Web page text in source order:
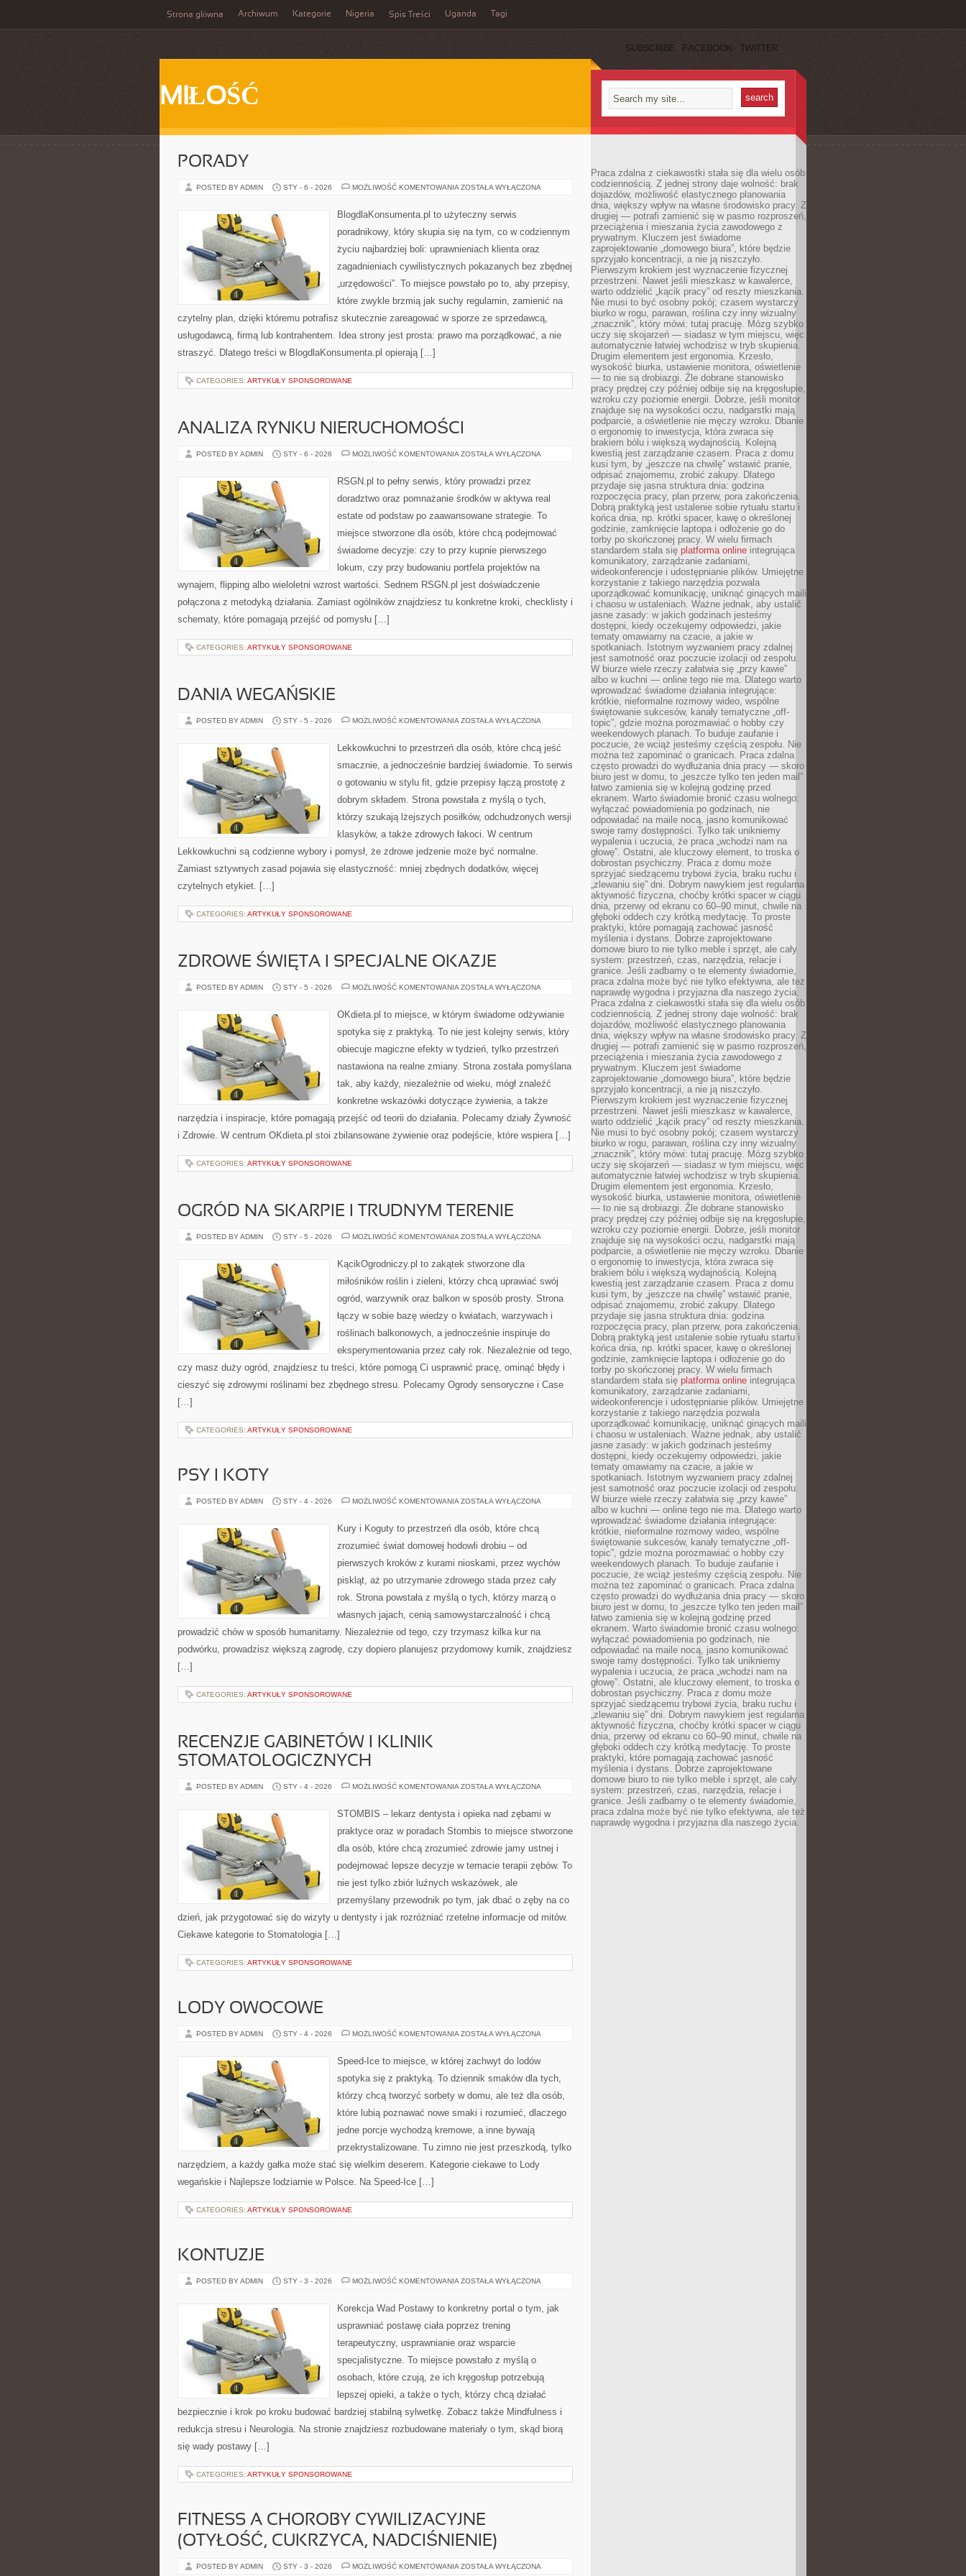
Strona główna Archiwum Kategorie Nigeria Spis Treści Uganda Tagi
SUBSCRIBE FACEBOOK TWITTER
MIŁOŚĆ
PORADY
POSTED BY ADMIN STY - 6 - 2026 MOŻLIWOŚĆ KOMENTOWANIA PORADY
ZOSTAŁA WYŁĄCZONA
BlogdlaKonsumenta.pl to użyteczny serwis
poradnikowy, który skupia się na tym, co w codziennym
życiu najbardziej boli: uprawnieniach klienta oraz
zagadnieniach cywilistycznych pokazanych bez zbędnej
„urzędowości”. To miejsce powstało po to, aby przepisy,
które zwykle brzmią jak suchy regulamin, zamienić na
czytelny plan, dzięki któremu potrafisz skutecznie zareagować w sporze ze sprzedawcą,
usługodawcą, firmą lub kontrahentem. Idea strony jest prosta: prawo ma porządkować, a nie
straszyć. Dlatego treści w BlogdlaKonsumenta.pl opierają […]
CATEGORIES: ARTYKUŁY SPONSOROWANE
ANALIZA RYNKU NIERUCHOMOŚCI
POSTED BY ADMIN STY - 6 - 2026 MOŻLIWOŚĆ KOMENTOWANIA ANALIZA
ZOSTAŁA WYŁĄCZONA
RSGN.pl to pełny serwis, który prowadzi przez
doradztwo oraz pomnażanie środków w aktywa real
estate od podstaw po zaawansowane strategie. To
miejsce stworzone dla osób, które chcą podejmować
świadome decyzje: czy to przy kupnie pierwszego
lokum, czy przy budowaniu portfela projektów na
wynajem, flipping albo wieloletni wzrost wartości. Sednem RSGN.pl jest doświadczenie
połączona z metodyką działania. Zamiast ogólników znajdziesz tu konkretne kroki, checklisty i
schematy, które pomagają przejść od pomysłu […]
CATEGORIES: ARTYKUŁY SPONSOROWANE
DANIA WEGAŃSKIE
POSTED BY ADMIN STY - 5 - 2026 MOŻLIWOŚĆ KOMENTOWANIA DANIA
ZOSTAŁA WYŁĄCZONA
Lekkowkuchni to przestrzeń dla osób, które chcą jeść
smacznie, a jednocześnie bardziej świadomie. To serwis
o gotowaniu w stylu fit, gdzie przepisy łączą prostotę z
dobrym składem. Strona powstała z myślą o tych,
którzy szukają lżejszych posiłków, odchudzonych wersji
klasyków, a także zdrowych łakoci. W centrum
Lekkowkuchni są codzienne wybory i pomysł, że zdrowe jedzenie może być normalne.
Zamiast sztywnych zasad pojawia się elastyczność: mniej zbędnych dodatków, więcej
czytelnych etykiet. […]
CATEGORIES: ARTYKUŁY SPONSOROWANE
ZDROWE ŚWIĘTA I SPECJALNE OKAZJE
POSTED BY ADMIN STY - 5 - 2026 MOŻLIWOŚĆ KOMENTOWANIA ZDROWE
SPECJALNE
OKAZJE
ZOSTAŁA WYŁĄCZONA
OKdieta.pl to miejsce, w którym świadome odżywianie
spotyka się z praktyką. To nie jest kolejny serwis, który
obiecuje magiczne efekty w tydzień, tylko przestrzeń
nastawiona na realne zmiany. Strona została pomyślana
tak, aby każdy, niezależnie od wieku, mógł znaleźć
konkretne wskazówki dotyczące żywienia, a także
narzędzia i inspiracje, które pomagają przejść od teorii do działania. Polecamy działy Żywność
i Zdrowie. W centrum OKdieta.pl stoi zbilansowane żywienie oraz podejście, które wspiera […]
CATEGORIES: ARTYKUŁY SPONSOROWANE
OGRÓD NA SKARPIE I TRUDNYM TERENIE
POSTED BY ADMIN STY - 5 - 2026 MOŻLIWOŚĆ KOMENTOWANIA OGRÓD
I
TRUDNYM
ZOSTAŁA WYŁĄCZONA
KącikOgrodniczy.pl to zakątek stworzone dla
miłośników roślin i zieleni, którzy chcą uprawiać swój
ogród, warzywnik oraz balkon w sposób prosty. Strona
łączy w sobie bazę wiedzy o kwiatach, warzywach i
roślinach balkonowych, a jednocześnie inspiruje do
eksperymentowania przez cały rok. Niezależnie od tego,
czy masz duży ogród, znajdziesz tu treści, które pomogą Ci usprawnić pracę, ominąć błędy i
cieszyć się zdrowymi roślinami bez zbędnego stresu. Polecamy Ogrody sensoryczne i Case
[…]
CATEGORIES: ARTYKUŁY SPONSOROWANE
PSY I KOTY
POSTED BY ADMIN STY - 4 - 2026 MOŻLIWOŚĆ KOMENTOWANIA PSY
ZOSTAŁA WYŁĄCZONA
Kury i Koguty to przestrzeń dla osób, które chcą
zrozumieć świat domowej hodowli drobiu – od
pierwszych kroków z kurami nioskami, przez wychów
piskląt, aż po utrzymanie zdrowego stada przez cały
rok. Strona powstała z myślą o tych, którzy marzą o
własnych jajach, cenią samowystarczalność i chcą
prowadzić chów w sposób humanitarny. Niezależnie od tego, czy trzymasz kilka kur na
podwórku, prowadzisz większą zagrodę, czy dopiero planujesz przydomowy kurnik, znajdziesz
[…]
CATEGORIES: ARTYKUŁY SPONSOROWANE
RECENZJE GABINETÓW I KLINIK
STOMATOLOGICZNYCH
POSTED BY ADMIN STY - 4 - 2026 MOŻLIWOŚĆ KOMENTOWANIA RECENZJE
KLINIK
STOMATOLOGICZNYCH
ZOSTAŁA WYŁĄCZONA
STOMBIS – lekarz dentysta i opieka nad zębami w
praktyce oraz w poradach Stombis to miejsce stworzone
dla osób, które chcą zrozumieć zdrowie jamy ustnej i
podejmować lepsze decyzje w temacie terapii zębów. To
nie jest tylko zbiór luźnych wskazówek, ale
przemyślany przewodnik po tym, jak dbać o zęby na co
dzień, jak przygotować się do wizyty u dentysty i jak rozróżniać rzetelne informacje od mitów.
Ciekawe kategorie to Stomatologia […]
CATEGORIES: ARTYKUŁY SPONSOROWANE
LODY OWOCOWE
POSTED BY ADMIN STY - 4 - 2026 MOŻLIWOŚĆ KOMENTOWANIA LODY
ZOSTAŁA WYŁĄCZONA
Speed-Ice to miejsce, w której zachwyt do lodów
spotyka się z praktyką. To dziennik smaków dla tych,
którzy chcą tworzyć sorbety w domu, ale też dla osób,
które lubią poznawać nowe smaki i rozumieć, dlaczego
jedne porcje wychodzą kremowe, a inne bywają
przekrystalizowane. Tu zimno nie jest przeszkodą, tylko
narzędziem, a każdy gałka może stać się wielkim deserem. Kategorie ciekawe to Lody
wegańskie i Najlepsze lodziarnie w Polsce. Na Speed-Ice […]
CATEGORIES: ARTYKUŁY SPONSOROWANE
KONTUZJE
POSTED BY ADMIN STY - 3 - 2026 MOŻLIWOŚĆ KOMENTOWANIA KONTUZJE
ZOSTAŁA WYŁĄCZONA
Korekcja Wad Postawy to konkretny portal o tym, jak
usprawniać postawę ciała poprzez trening
terapeutyczny, usprawnianie oraz wsparcie
specjalistyczne. To miejsce powstało z myślą o
osobach, które czują, że ich kręgosłup potrzebują
lepszej opieki, a także o tych, którzy chcą działać
bezpiecznie i krok po kroku budować bardziej stabilną sylwetkę. Zobacz także Mindfulness i
redukcja stresu i Neurologia. Na stronie znajdziesz rozbudowane materiały o tym, skąd biorą
się wady postawy […]
CATEGORIES: ARTYKUŁY SPONSOROWANE
FITNESS A CHOROBY CYWILIZACYJNE
(OTYŁOŚĆ, CUKRZYCA, NADCIŚNIENIE)
POSTED BY ADMIN STY - 3 - 2026 MOŻLIWOŚĆ KOMENTOWANIA FITNESS
ZOSTAŁA WYŁĄCZONA
Praca zdalna z ciekawostki stała się dla wielu osób
codziennością. Z jednej strony daje wolność: brak
dojazdów, możliwość elastycznego planowania
dnia, większy wpływ na własne środowisko pracy. Z
drugiej — potrafi zamienić się w pasmo rozproszeń,
przeciążenia i mieszania życia zawodowego z
prywatnym. Kluczem jest świadome
zaprojektowanie „domowego biura”, które będzie
sprzyjało koncentracji, a nie ją niszczyło.
Pierwszym krokiem jest wyznaczenie fizycznej
przestrzeni. Nawet jeśli mieszkasz w kawalerce,
warto oddzielić „kącik pracy” od reszty mieszkania.
Nie musi to być osobny pokój; czasem wystarczy
biurko w rogu, parawan, roślina czy inny wizualny
„znacznik”, który mówi: tutaj pracuję. Mózg szybko
uczy się skojarzeń — siadasz w tym miejscu, więc
automatycznie łatwiej wchodzisz w tryb skupienia.
Drugim elementem jest ergonomia. Krzesło,
wysokość biurka, ustawienie monitora, oświetlenie
— to nie są drobiazgi. Źle dobrane stanowisko
pracy prędzej czy później odbije się na kręgosłupie,
wzroku czy poziomie energii. Dobrze, jeśli monitor
znajduje się na wysokości oczu, nadgarstki mają
podparcie, a oświetlenie nie męczy wzroku. Dbanie
o ergonomię to inwestycja, która zwraca się
brakiem bólu i większą wydajnością. Kolejną
kwestią jest zarządzanie czasem. Praca z domu
kusi tym, by „jeszcze na chwilę” wstawić pranie,
odpisać znajomemu, zrobić zakupy. Dlatego
przydaje się jasna struktura dnia: godzina
rozpoczęcia pracy, plan przerw, pora zakończenia.
Dobrą praktyką jest ustalenie sobie rytuału startu i
końca dnia, np. krótki spacer, kawę o określonej
godzinie, zamknięcie laptopa i odłożenie go do
torby po skończonej pracy. W wielu firmach
standardem stała się platforma online integrująca
komunikatory, zarządzanie zadaniami,
wideokonferencje i udostępnianie plików. Umiejętne
korzystanie z takiego narzędzia pozwala
uporządkować komunikację, uniknąć ginących maili
i chaosu w ustaleniach. Ważne jednak, aby ustalić
jasne zasady: w jakich godzinach jesteśmy
dostępni, kiedy oczekujemy odpowiedzi, jakie
tematy omawiamy na czacie, a jakie w
spotkaniach. Istotnym wyzwaniem pracy zdalnej
jest samotność oraz poczucie izolacji od zespołu.
W biurze wiele rzeczy załatwia się „przy kawie”
albo w kuchni — online tego nie ma. Dlatego warto
wprowadzać świadome działania integrujące:
krótkie, nieformalne rozmowy wideo, wspólne
świętowanie sukcesów, kanały tematyczne „off-
topic”, gdzie można porozmawiać o hobby czy
weekendowych planach. To buduje zaufanie i
poczucie, że wciąż jesteśmy częścią zespołu. Nie
można też zapominać o granicach. Praca zdalna
często prowadzi do wydłużania dnia pracy — skoro
biuro jest w domu, to „jeszcze tylko ten jeden mail”
łatwo zamienia się w kolejną godzinę przed
ekranem. Warto świadomie bronić czasu wolnego:
wyłączać powiadomienia po godzinach, nie
odpowiadać na maile nocą, jasno komunikować
swoje ramy dostępności. Tylko tak unikniemy
wypalenia i uczucia, że praca „wchodzi nam na
głowę”. Ostatni, ale kluczowy element, to troska o
dobrostan psychiczny. Praca z domu może
sprzyjać siedzącemu trybowi życia, braku ruchu i
„zlewaniu się” dni. Dobrym nawykiem jest regularna
aktywność fizyczna, choćby krótki spacer w ciągu
dnia, przerwy od ekranu co 60–90 minut, chwile na
głęboki oddech czy krótką medytację. To proste
praktyki, które pomagają zachować jasność
myślenia i dystans. Dobrze zaprojektowane
domowe biuro to nie tylko meble i sprzęt, ale cały
system: przestrzeń, czas, narzędzia, relacje i
granice. Jeśli zadbamy o te elementy świadomie,
praca zdalna może być nie tylko efektywna, ale też
naprawdę wygodna i przyjazna dla naszego życia.
Praca zdalna z ciekawostki stała się dla wielu osób
codziennością. Z jednej strony daje wolność: brak
dojazdów, możliwość elastycznego planowania
dnia, większy wpływ na własne środowisko pracy. Z
drugiej — potrafi zamienić się w pasmo rozproszeń,
przeciążenia i mieszania życia zawodowego z
prywatnym. Kluczem jest świadome
zaprojektowanie „domowego biura”, które będzie
sprzyjało koncentracji, a nie ją niszczyło.
Pierwszym krokiem jest wyznaczenie fizycznej
przestrzeni. Nawet jeśli mieszkasz w kawalerce,
warto oddzielić „kącik pracy” od reszty mieszkania.
Nie musi to być osobny pokój; czasem wystarczy
biurko w rogu, parawan, roślina czy inny wizualny
„znacznik”, który mówi: tutaj pracuję. Mózg szybko
uczy się skojarzeń — siadasz w tym miejscu, więc
automatycznie łatwiej wchodzisz w tryb skupienia.
Drugim elementem jest ergonomia. Krzesło,
wysokość biurka, ustawienie monitora, oświetlenie
— to nie są drobiazgi. Źle dobrane stanowisko
pracy prędzej czy później odbije się na kręgosłupie,
wzroku czy poziomie energii. Dobrze, jeśli monitor
znajduje się na wysokości oczu, nadgarstki mają
podparcie, a oświetlenie nie męczy wzroku. Dbanie
o ergonomię to inwestycja, która zwraca się
brakiem bólu i większą wydajnością. Kolejną
kwestią jest zarządzanie czasem. Praca z domu
kusi tym, by „jeszcze na chwilę” wstawić pranie,
odpisać znajomemu, zrobić zakupy. Dlatego
przydaje się jasna struktura dnia: godzina
rozpoczęcia pracy, plan przerw, pora zakończenia.
Dobrą praktyką jest ustalenie sobie rytuału startu i
końca dnia, np. krótki spacer, kawę o określonej
godzinie, zamknięcie laptopa i odłożenie go do
torby po skończonej pracy. W wielu firmach
standardem stała się platforma online integrująca
komunikatory, zarządzanie zadaniami,
wideokonferencje i udostępnianie plików. Umiejętne
korzystanie z takiego narzędzia pozwala
uporządkować komunikację, uniknąć ginących maili
i chaosu w ustaleniach. Ważne jednak, aby ustalić
jasne zasady: w jakich godzinach jesteśmy
dostępni, kiedy oczekujemy odpowiedzi, jakie
tematy omawiamy na czacie, a jakie w
spotkaniach. Istotnym wyzwaniem pracy zdalnej
jest samotność oraz poczucie izolacji od zespołu.
W biurze wiele rzeczy załatwia się „przy kawie”
albo w kuchni — online tego nie ma. Dlatego warto
wprowadzać świadome działania integrujące:
krótkie, nieformalne rozmowy wideo, wspólne
świętowanie sukcesów, kanały tematyczne „off-
topic”, gdzie można porozmawiać o hobby czy
weekendowych planach. To buduje zaufanie i
poczucie, że wciąż jesteśmy częścią zespołu. Nie
można też zapominać o granicach. Praca zdalna
często prowadzi do wydłużania dnia pracy — skoro
biuro jest w domu, to „jeszcze tylko ten jeden mail”
łatwo zamienia się w kolejną godzinę przed
ekranem. Warto świadomie bronić czasu wolnego:
wyłączać powiadomienia po godzinach, nie
odpowiadać na maile nocą, jasno komunikować
swoje ramy dostępności. Tylko tak unikniemy
wypalenia i uczucia, że praca „wchodzi nam na
głowę”. Ostatni, ale kluczowy element, to troska o
dobrostan psychiczny. Praca z domu może
sprzyjać siedzącemu trybowi życia, braku ruchu i
„zlewaniu się” dni. Dobrym nawykiem jest regularna
aktywność fizyczna, choćby krótki spacer w ciągu
dnia, przerwy od ekranu co 60–90 minut, chwile na
głęboki oddech czy krótką medytację. To proste
praktyki, które pomagają zachować jasność
myślenia i dystans. Dobrze zaprojektowane
domowe biuro to nie tylko meble i sprzęt, ale cały
system: przestrzeń, czas, narzędzia, relacje i
granice. Jeśli zadbamy o te elementy świadomie,
praca zdalna może być nie tylko efektywna, ale też
naprawdę wygodna i przyjazna dla naszego życia.